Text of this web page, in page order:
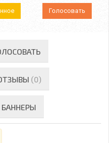
Голосовать
(0)
БАННЕРЫ